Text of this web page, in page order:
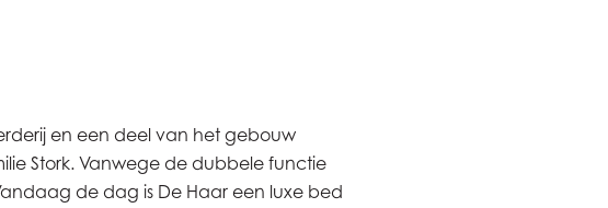
en een deel van het gebouw
Stork. Vanwege de dubbele functie
de dag is De Haar een luxe bed